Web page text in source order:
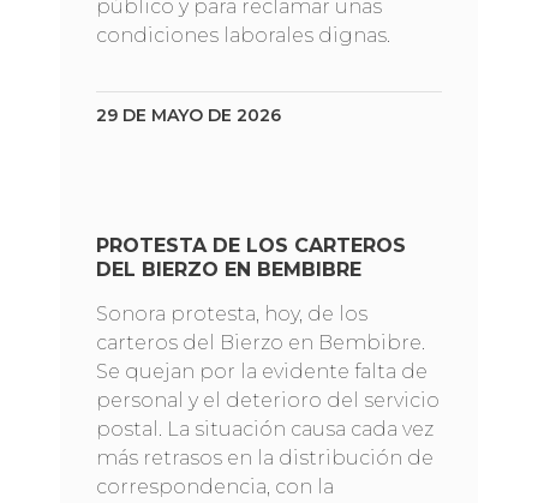
público y para reclamar unas
condiciones laborales dignas.
29 DE MAYO DE 2026
PROTESTA DE LOS CARTEROS
DEL BIERZO EN BEMBIBRE
Sonora protesta, hoy, de los
carteros del Bierzo en Bembibre.
Se quejan por la evidente falta de
personal y el deterioro del servicio
postal. La situación causa cada vez
más retrasos en la distribución de
correspondencia, con la